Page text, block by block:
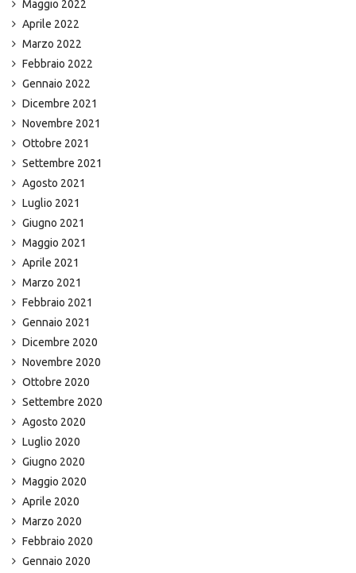
Maggio 2022
Aprile 2022
Marzo 2022
Febbraio 2022
Gennaio 2022
Dicembre 2021
Novembre 2021
Ottobre 2021
Settembre 2021
Agosto 2021
Luglio 2021
Giugno 2021
Maggio 2021
Aprile 2021
Marzo 2021
Febbraio 2021
Gennaio 2021
Dicembre 2020
Novembre 2020
Ottobre 2020
Settembre 2020
Agosto 2020
Luglio 2020
Giugno 2020
Maggio 2020
Aprile 2020
Marzo 2020
Febbraio 2020
Gennaio 2020